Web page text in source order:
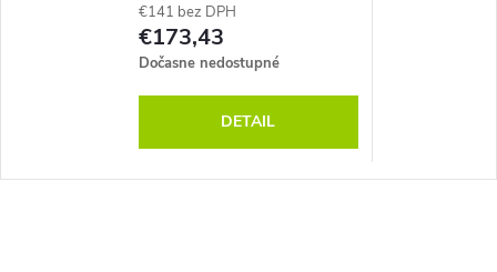
€141 bez DPH
€173,43
Dočasne nedostupné
DETAIL